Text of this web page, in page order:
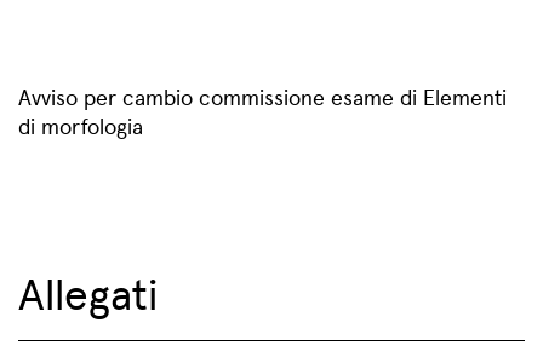
Avviso per cambio commissione esame di Elementi
di morfologia
Allegati